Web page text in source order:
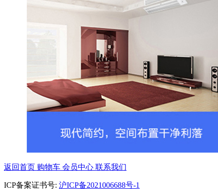
返回首页 购物车 会员中心 联系我们
ICP备案证书号: 沪ICP备2021006688号-1